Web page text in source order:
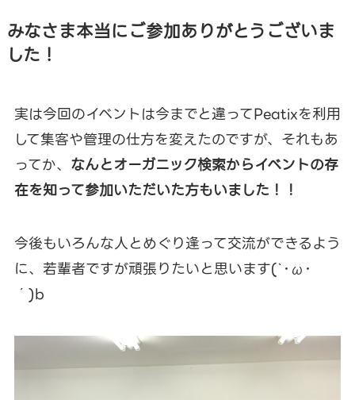
みなさま本当にご参加ありがとうございま
した！
実は今回のイベントは今までと違ってPeatixを利用
して集客や管理の仕方を変えたのですが、それもあ
ってか、 なんとオーガニック検索からイベントの存
在を知って参加いただいた方もいました！！
今後もいろんな人とめぐり逢って交流ができるよう
に、若輩者ですが頑張りたいと思います(`･ω･
´)b